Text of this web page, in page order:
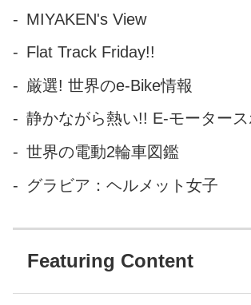
アスファルト路
の速さを競う競
では四十数年の
トレースと混同
ありますが、オ
左回りに周回す
MIYAKEN's View
Flat Track Friday!!
厳選! 世界のe-Bike情報
静かながら熱い!! E-モーター
世界の電動2輪車図鑑
グラビア：ヘルメット女子
Featuring Content